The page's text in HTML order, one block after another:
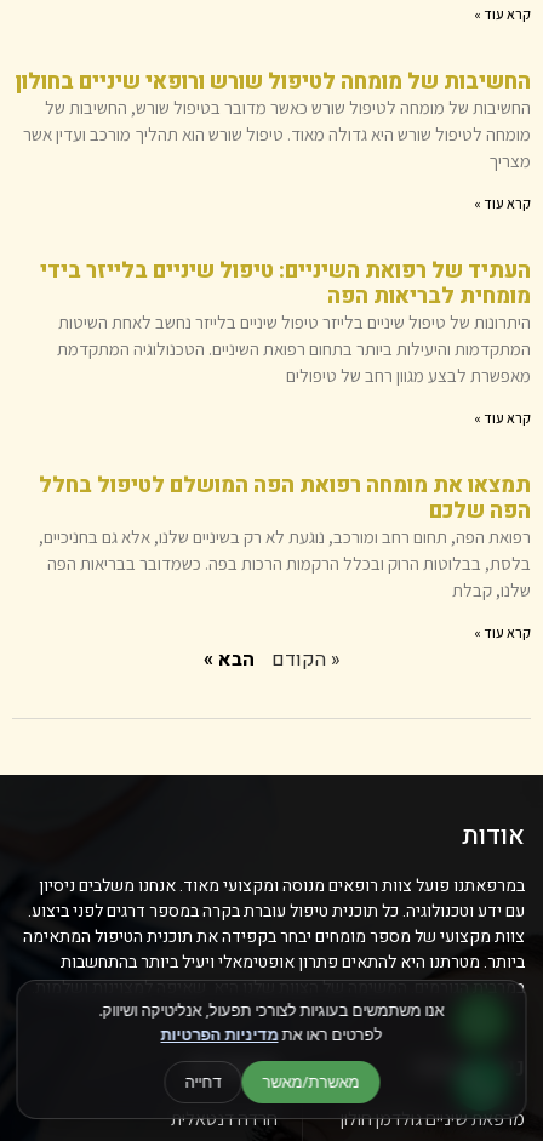
אנו משתמשים בעוגיות לצורכי תפעול, אנליטיקה ושיווק.
לפרטים ראו אתמדיניות הפרטיות
מאשרת/מאשר דחייה
קרא עוד »
החשיבות של מומחה לטיפול שורש ורופאי שיניים בחולון
החשיבות של מומחה לטיפול שורש כאשר מדובר בטיפול שורש, החשיבות של
מומחה לטיפול שורש היא גדולה מאוד. טיפול שורש הוא תהליך מורכב ועדין אשר
מצריך
קרא עוד »
העתיד של רפואת השיניים: טיפול שיניים בלייזר בידי
מומחית לבריאות הפה
היתרונות של טיפול שיניים בלייזר טיפול שיניים בלייזר נחשב לאחת השיטות
המתקדמות והיעילות ביותר בתחום רפואת השיניים. הטכנולוגיה המתקדמת
מאפשרת לבצע מגוון רחב של טיפולים
קרא עוד »
תמצאו את מומחה רפואת הפה המושלם לטיפול בחלל
הפה שלכם
רפואת הפה, תחום רחב ומורכב, נוגעת לא רק בשיניים שלנו, אלא גם בחניכיים,
בלסת, בבלוטות הרוק ובכלל הרקמות הרכות בפה. כשמדובר בבריאות הפה
שלנו, קבלת
קרא עוד »
« הקודם הבא »
אודות
במרפאתנו פועל צוות רופאים מנוסה ומקצועי מאוד. אנחנו משלבים ניסיון
עם ידע וטכנולוגיה. כל תוכנית טיפול עוברת בקרה במספר דרגים לפני ביצוע.
צוות מקצועי של מספר מומחים יבחר בקפידה את תוכנית הטיפול המתאימה
ביותר. מטרתנו היא להתאים פתרון אופטימאלי ויעיל ביותר בהתחשבות
במרבית הגורמים. המשימה של הצוות שלנו היא שאיפה למצוינות ושלמות.
מרפאת שיניים גולדמן חולון
מאמרים
חרדה דנטאלית